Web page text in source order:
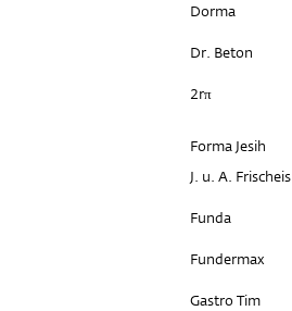
Dorma
Dr. Beton
2rπ
Forma Jesih
J. u. A. Frischeis
Funda
Fundermax
Gastro Tim